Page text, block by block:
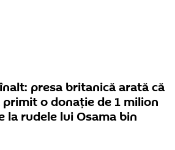
presa britanică arată că
primit o donaţie de 1 milion
la rudele lui Osama bin